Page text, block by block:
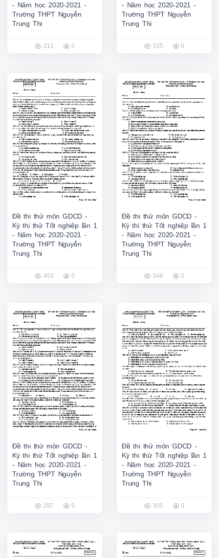
- Năm học 2020-2021 -
Trường THPT Nguyễn
Trung Thi
311 0
- Năm học 2020-2021 -
Trường THPT Nguyễn
Trung Thi
525 0
Đề thi thử môn GDCD -
Kỳ thi thử Tốt nghiệp lần 1
- Năm học 2020-2021 -
Trường THPT Nguyễn
Trung Thi
453 0
Đề thi thử môn GDCD -
Kỳ thi thử Tốt nghiệp lần 1
- Năm học 2020-2021 -
Trường THPT Nguyễn
Trung Thi
548 0
Đề thi thử môn GDCD -
Kỳ thi thử Tốt nghiệp lần 1
- Năm học 2020-2021 -
Trường THPT Nguyễn
Trung Thi
297 0
Đề thi thử môn GDCD -
Kỳ thi thử Tốt nghiệp lần 1
- Năm học 2020-2021 -
Trường THPT Nguyễn
Trung Thi
305 0